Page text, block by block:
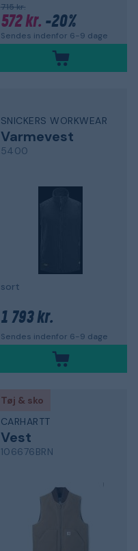
715 kr.
572 kr. -20%
Sendes indenfor 6-9 dage
SNICKERS WORKWEAR
Varmevest
5400
sort
1 793 kr.
Sendes indenfor 6-9 dage
Tøj & sko
CARHARTT
Vest
106676BRN